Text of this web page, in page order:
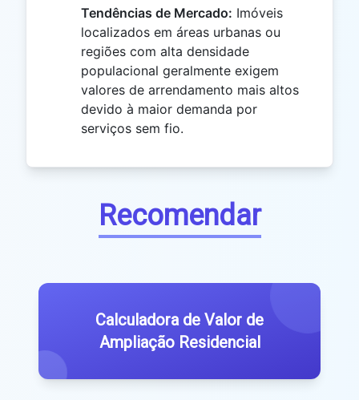
Tendências de Mercado: Imóveis
localizados em áreas urbanas ou
regiões com alta densidade
populacional geralmente exigem
valores de arrendamento mais altos
devido à maior demanda por
serviços sem fio.
Recomendar
Calculadora de Valor de
Ampliação Residencial